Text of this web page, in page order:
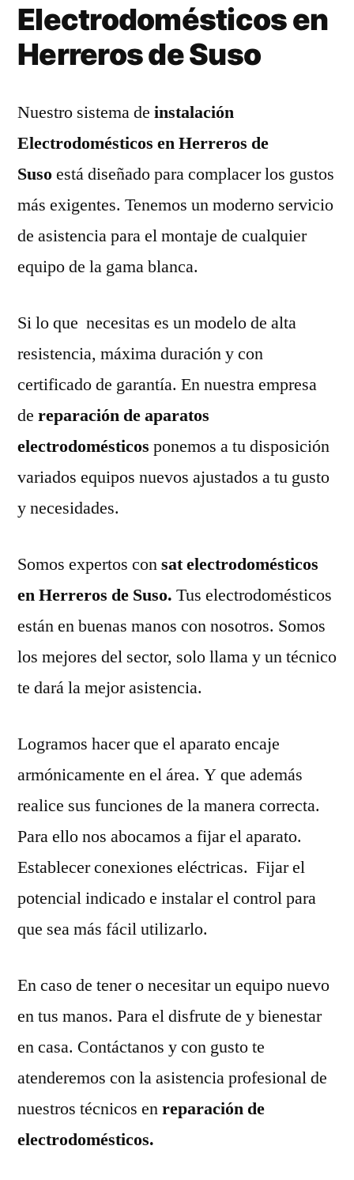
Electrodomésticos en
Herreros de Suso
Nuestro sistema de instalación
Electrodomésticos en Herreros de
Susoestá diseñado para complacer los gustos
más exigentes. Tenemos un moderno servicio
de asistencia para el montaje de cualquier
equipo de la gama blanca.
Si lo que necesitas es un modelo de alta
resistencia, máxima duración y con
certificado de garantía. En nuestra empresa
de reparación de aparatos
electrodomésticos ponemos a tu disposición
variados equipos nuevos ajustados a tu gusto
y necesidades.
Somos expertos consat electrodomésticos
en Herreros de Suso. Tus electrodomésticos
están en buenas manos con nosotros. Somos
los mejores del sector, solo llama y un técnico
te dará la mejor asistencia.
Logramos hacer que el aparato encaje
armónicamente en el área. Y que además
realice sus funciones de la manera correcta.
Para ello nos abocamos a fijar el aparato.
Establecer conexiones eléctricas. Fijar el
potencial indicado e instalar el control para
que sea más fácil utilizarlo.
En caso de tener o necesitar un equipo nuevo
en tus manos. Para el disfrute de y bienestar
en casa. Contáctanos y con gusto te
atenderemos con la asistencia profesional de
nuestros técnicos enreparación de
electrodomésticos.